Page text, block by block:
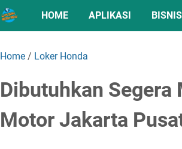
HOME APLIKASI BISNIS
Home / Loker Honda
Dibutuhkan Segera
Motor Jakarta